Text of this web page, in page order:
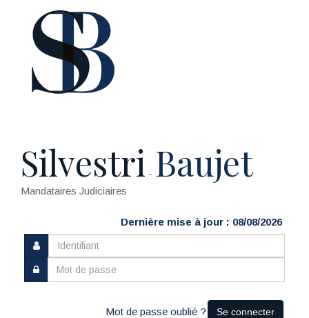
Silvestri - Baujet
Mandataires Judiciaires
Dernière mise à jour : 08/08/2026
Mot de passe oublié ? Se connecter